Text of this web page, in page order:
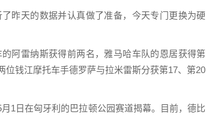
天的数据并认真做了准备，今天专门更换为硬
雷纳斯获得前两名，雅马哈车队的恩居获得第
位钱江摩托车手德罗萨与拉米雷斯分获第17、第20
日在匈牙利的巴拉顿公园赛道揭幕。目前，德比